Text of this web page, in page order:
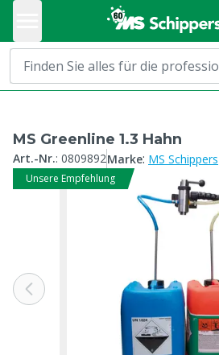
MS Greenline 1.3 Hahn
Art.-Nr.: 0809892Marke: MS Schippers
Unsere Empfehlung